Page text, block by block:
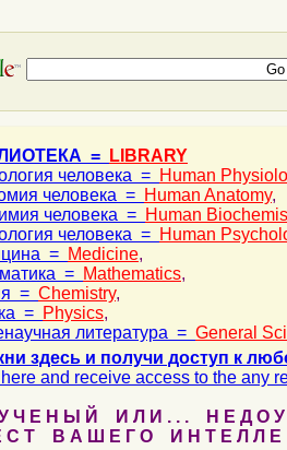
=
LIBRARY
человека = Human
человека = Human Anatomy,
человека = Human
человека = Human
= Medicine,
= Mathematics,
= Chemistry,
= Physics,
литература = General
здесь и получи доступ к
and receive access to the any
Ч Е Н Ы Й И Л И . . . Н Е Д О У
С Т В А Ш Е Г О И Н Т Е Л Л Е